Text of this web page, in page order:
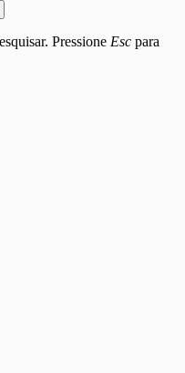
Pressione Esc para